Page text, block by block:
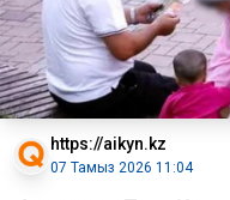
https://aikyn.kz
07 Тамыз 2026 11:04